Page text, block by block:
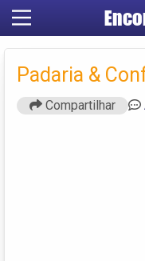
Padaria &
Compartilhar